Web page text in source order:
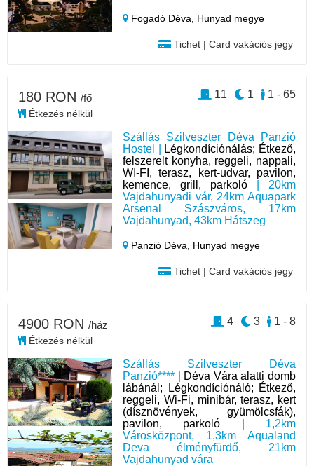
Fogadó Déva, Hunyad megye
Tichet | Card vakációs jegy
Szállás Szilveszter Déva Panzió
Hostel |
Légkondíciónálás; Étkező,
felszerelt konyha, reggeli, nappali,
WI-FI, terasz, kert-udvar, pavilon,
kemence, grill, parkoló | 20km
Vajdahunyadi vár, 24km Aquapark
Arsenal Szászváros, 17km
Vajdahunyad, 43km Hátszeg
Panzió Déva, Hunyad megye
Tichet | Card vakációs jegy
180 RON /fő
Étkezés nélkül
1 - 65
1
11
Szállás Szilveszter Déva
Panzió**** |
Déva Vára alatti domb
lábánál; Légkondíciónáló; Étkező,
reggeli, Wi-Fi, minibár, terasz, kert
(dísznövények, gyümölcsfák),
pavilon, parkoló | 1,2km
Városközpont, 1,3km Aqualand
Deva élményfürdő, 21km
Vajdahunyad vára
4900 RON /ház
Étkezés nélkül
1 - 8
3
4